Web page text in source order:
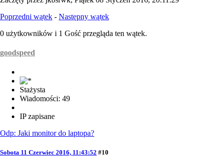
Poprzedni wątek - Następny wątek
0 użytkowników i 1 Gość przegląda ten wątek.
goodspeed
Stażysta
Wiadomości: 49
IP zapisane
Odp: Jaki monitor do laptopa?
Sobota 11 Czerwiec 2016, 11:43:52 #10